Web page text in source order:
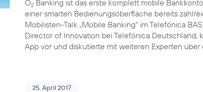
O2 Banking ist das erste komplett mobile
einer smarten Bedienungsoberfläche bereits
Mobilisten-Talk „Mobile Banking“ im Telefónica
Director of Innovation bei Telefónica
App vor und diskutierte mit weiteren Experten
25. April 2017